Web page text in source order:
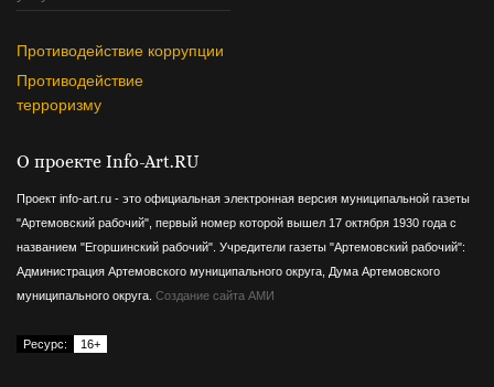
Противодействие коррупции
Противодействие
терроризму
О проекте Info-Art.RU
Проект info-art.ru - это официальная электронная версия муниципальной газеты
"Артемовский рабочий", первый номер которой вышел 17 октября 1930 года с
названием "Егоршинский рабочий". Учредители газеты "Артемовский рабочий":
Администрация Артемовского муниципального округа, Дума Артемовского
муниципального округа. Создание сайта АМИ
Ресурс: 16+